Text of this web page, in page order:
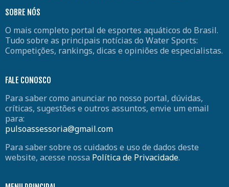
SOBRE NÓS
O mais completo portal de esportes aquáticos do Brasil.
Tudo sobre as principais notícias do Water Sports:
Competições, rankings, dicas e opiniões de especialistas.
FALE CONOSCO
Para saber como anunciar no nosso portal, dúvidas,
críticas, sugestões e outros assuntos, envie um email
para:
pulsoassessoria@gmail.com
Para saber sobre os cuidados e uso de dados deste
website, acesse nossa Política de Privacidade.